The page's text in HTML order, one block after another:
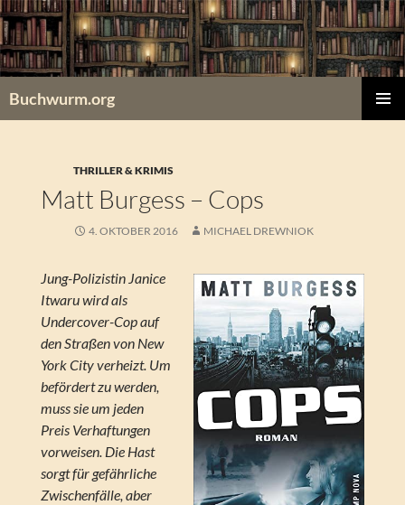
Zum
Inhalt
springen
Buchwurm.org
THRILLER & KRIMIS
Matt Burgess – Cops
4. OKTOBER 2016 MICHAEL DREWNIOK
Jung-Polizistin Janice
Itwaru wird als
Undercover-Cop auf
den Straßen von New
York City verheizt. Um
befördert zu werden,
muss sie um jeden
Preis Verhaftungen
vorweisen. Die Hast
sorgt für gefährliche
Zwischenfälle, aber